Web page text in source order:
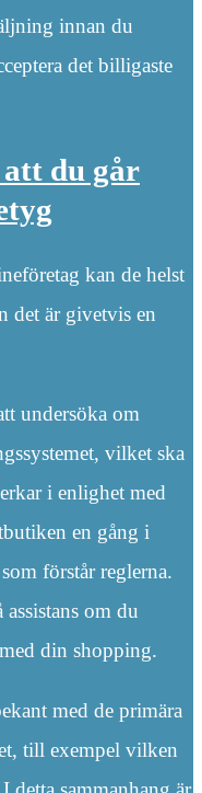
innan du
det billigaste
att du går
kan de helst
det är givetvis en
undersöka om
vilket ska
i enlighet med
en gång i
förstår reglerna.
om du
din shopping.
med de primära
till exempel vilken